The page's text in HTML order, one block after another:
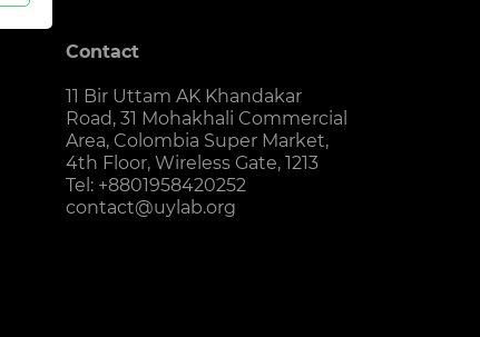
Contact
11 Bir Uttam AK Khandakar
Road, 31 Mohakhali Commercial
Area, Colombia Super Market,
4th Floor, Wireless Gate, 1213
Tel: +8801958420252
contact@uylab.org